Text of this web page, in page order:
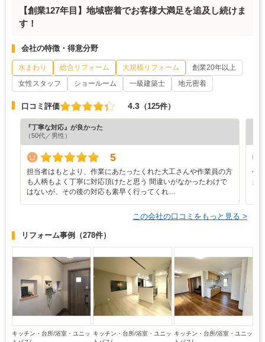
【創業127年目】地域密着でお客様大満足を追及し続けま
す！
会社の特徴・得意分野
水まわり 総合リフォーム 大規模リフォーム
創業20年以上
女性スタッフ
ショールーム 一級建築士 地元密着
口コミ評価 4.3 （125件）
『丁寧な対応』が良かった
（50代／男性）
5
担当者はもとより、作業にあたったくれた大工さんや作業員の方
も人柄もよく丁寧に対応頂けたと思う 間違いがなかったわけで
はないが、その後の対応も素早く行ってくれ…
今
当
この会社の口コミをもっと見る >
リフォーム事例 （278件）
キッチン・台所/浴室・ユニッ キッチン・台所/浴室・ユニッ キッチン・台所/浴室・ユニッ